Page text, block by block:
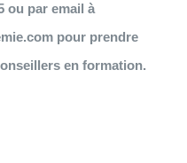
ou par email à
pour prendre
en formation.